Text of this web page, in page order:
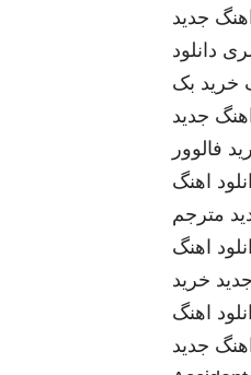
جدید
دانلود
خرید بک
جدید
فالوور
اهنگ
مترجم
اهنگ
خرید
اهنگ
جدید